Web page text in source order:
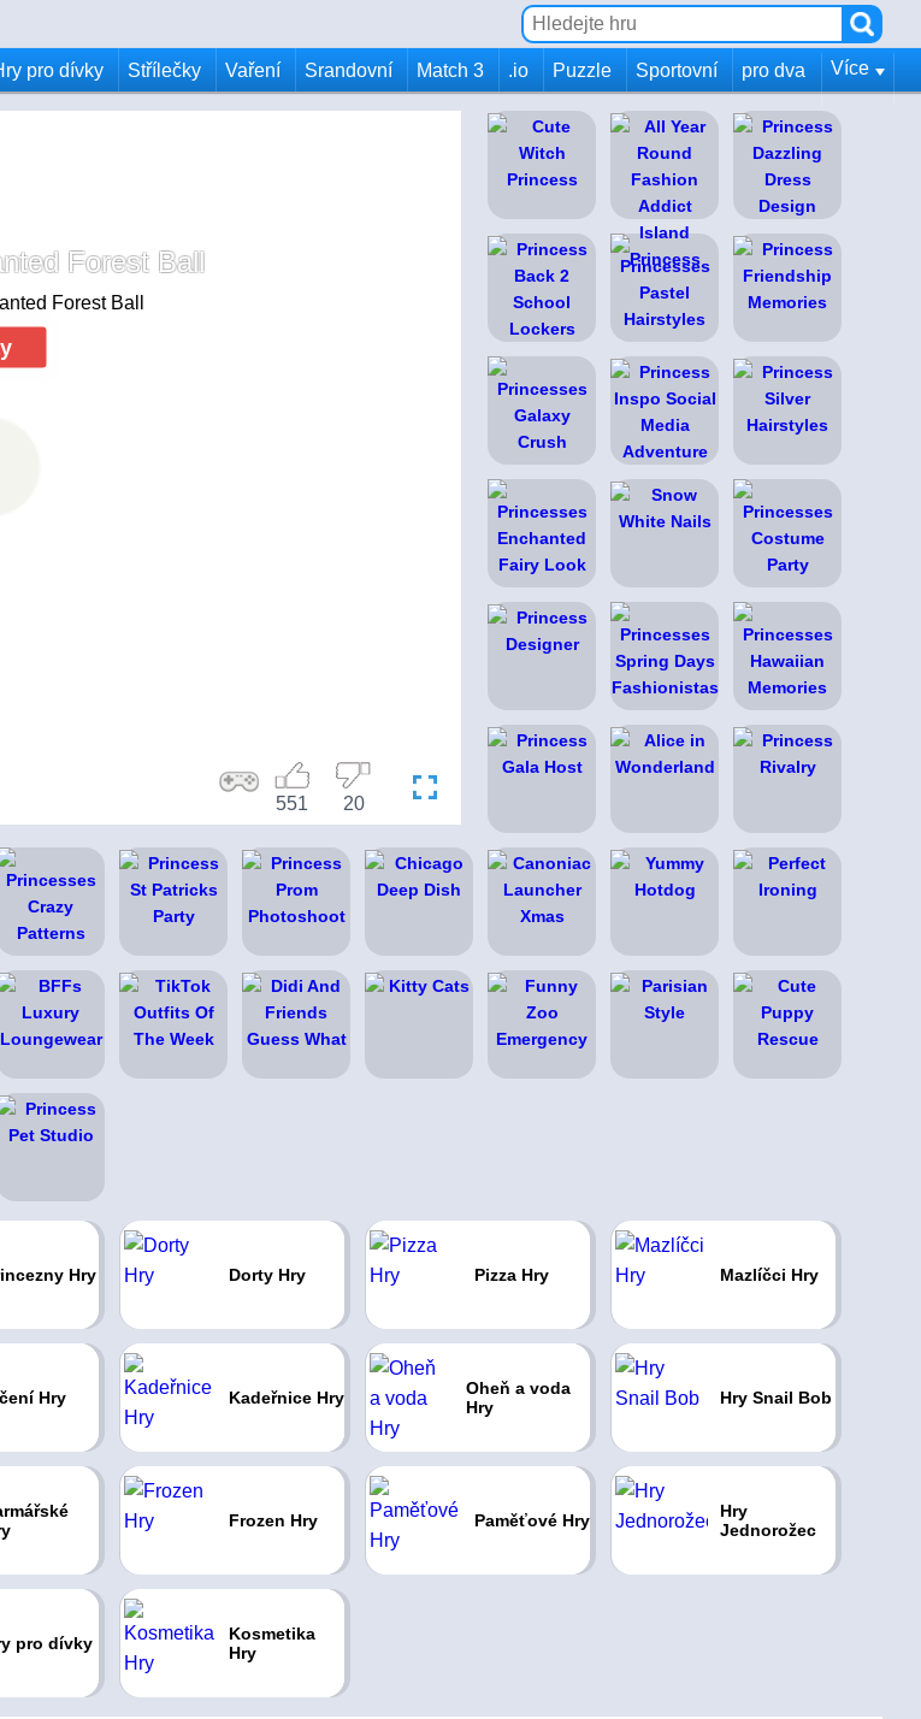
pro dívky Střílečky Vaření Srandovní Match 3 .io Puzzle Sportovní pro dva Více
Forest Ball
20
551
Hry Dorty Hry Pizza Hry Mazlíčci Hry
Hry Kadeřnice Hry
Oheň a voda
Hry
Hry Snail Bob
Frozen Hry Paměťové Hry
Hry
Jednorožec
pro dívky
Kosmetika
Hry